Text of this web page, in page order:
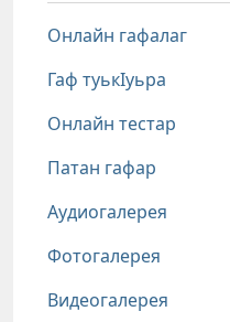
Онлайн гафалаг
Гаф туькIуьра
Онлайн тестар
Патан гафар
Аудиогалерея
Фотогалерея
Видеогалерея